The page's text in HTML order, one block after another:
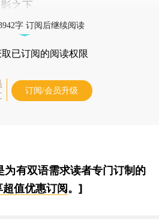
之下。
字 订阅后继续阅读
取已订阅的阅读权限
订阅/会员升级
为有双语需求读者专门订制的
值优惠订阅。]